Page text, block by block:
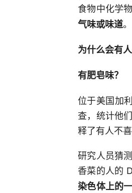
食物中化学
气味或味道
为什么会有
有肥皂味？
位于美国加
查，统计他
释了有人不
研究人员猜
香菜的人的
染色体上的